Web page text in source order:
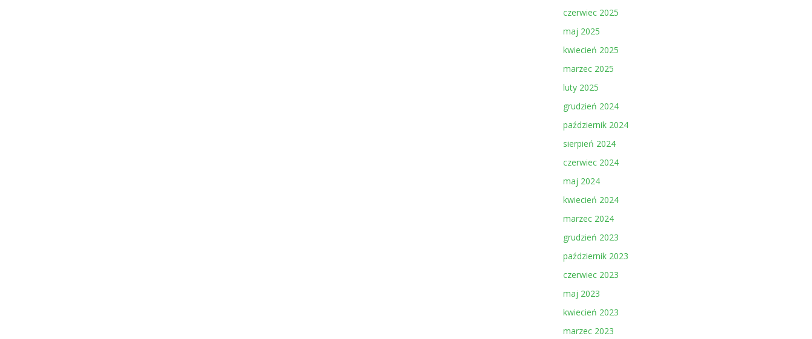
czerwiec 2025
maj 2025
kwiecień 2025
marzec 2025
luty 2025
grudzień 2024
październik 2024
sierpień 2024
czerwiec 2024
maj 2024
kwiecień 2024
marzec 2024
grudzień 2023
październik 2023
czerwiec 2023
maj 2023
kwiecień 2023
marzec 2023